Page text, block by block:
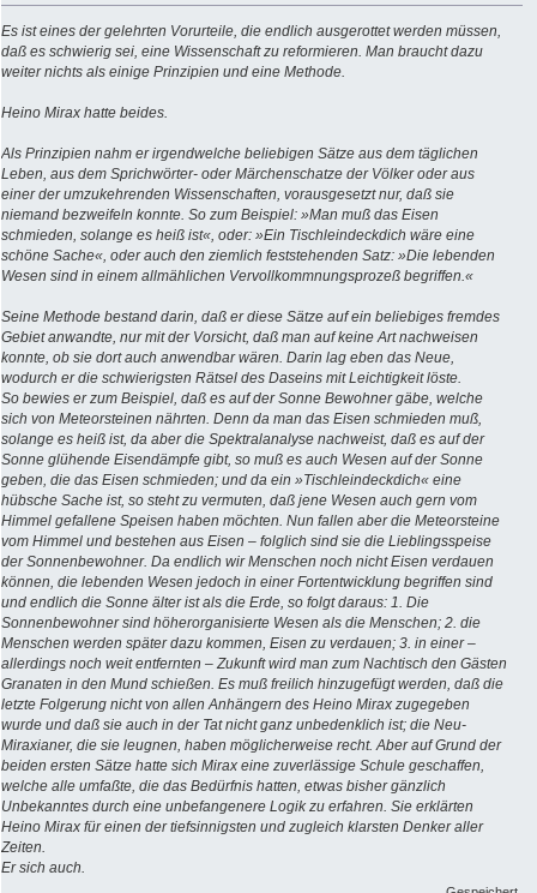
Es ist eines der gelehrten Vorurteile, die endlich ausgerottet werden müssen,
daß es schwierig sei, eine Wissenschaft zu reformieren. Man braucht dazu
weiter nichts als einige Prinzipien und eine Methode.
Heino Mirax hatte beides.
Als Prinzipien nahm er irgendwelche beliebigen Sätze aus dem täglichen
Leben, aus dem Sprichwörter- oder Märchenschatze der Völker oder aus
einer der umzukehrenden Wissenschaften, vorausgesetzt nur, daß sie
niemand bezweifeln konnte. So zum Beispiel: »Man muß das Eisen
schmieden, solange es heiß ist«, oder: »Ein Tischleindeckdich wäre eine
schöne Sache«, oder auch den ziemlich feststehenden Satz: »Die lebenden
Wesen sind in einem allmählichen Vervollkommnungsprozeß begriffen.«
Seine Methode bestand darin, daß er diese Sätze auf ein beliebiges fremdes
Gebiet anwandte, nur mit der Vorsicht, daß man auf keine Art nachweisen
konnte, ob sie dort auch anwendbar wären. Darin lag eben das Neue,
wodurch er die schwierigsten Rätsel des Daseins mit Leichtigkeit löste.
So bewies er zum Beispiel, daß es auf der Sonne Bewohner gäbe, welche
sich von Meteorsteinen nährten. Denn da man das Eisen schmieden muß,
solange es heiß ist, da aber die Spektralanalyse nachweist, daß es auf der
Sonne glühende Eisendämpfe gibt, so muß es auch Wesen auf der Sonne
geben, die das Eisen schmieden; und da ein »Tischleindeckdich« eine
hübsche Sache ist, so steht zu vermuten, daß jene Wesen auch gern vom
Himmel gefallene Speisen haben möchten. Nun fallen aber die Meteorsteine
vom Himmel und bestehen aus Eisen – folglich sind sie die Lieblingsspeise
der Sonnenbewohner. Da endlich wir Menschen noch nicht Eisen verdauen
können, die lebenden Wesen jedoch in einer Fortentwicklung begriffen sind
und endlich die Sonne älter ist als die Erde, so folgt daraus: 1. Die
Sonnenbewohner sind höherorganisierte Wesen als die Menschen; 2. die
Menschen werden später dazu kommen, Eisen zu verdauen; 3. in einer –
allerdings noch weit entfernten – Zukunft wird man zum Nachtisch den Gästen
Granaten in den Mund schießen. Es muß freilich hinzugefügt werden, daß die
letzte Folgerung nicht von allen Anhängern des Heino Mirax zugegeben
wurde und daß sie auch in der Tat nicht ganz unbedenklich ist; die Neu-
Miraxianer, die sie leugnen, haben möglicherweise recht. Aber auf Grund der
beiden ersten Sätze hatte sich Mirax eine zuverlässige Schule geschaffen,
welche alle umfaßte, die das Bedürfnis hatten, etwas bisher gänzlich
Unbekanntes durch eine unbefangenere Logik zu erfahren. Sie erklärten
Heino Mirax für einen der tiefsinnigsten und zugleich klarsten Denker aller
Zeiten.
Er sich auch.